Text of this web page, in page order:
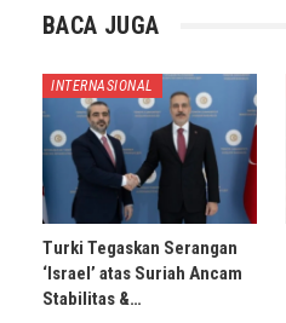
BACA JUGA
INTERNASIONAL
Turki Tegaskan Serangan
‘Israel’ atas Suriah Ancam
Stabilitas &…